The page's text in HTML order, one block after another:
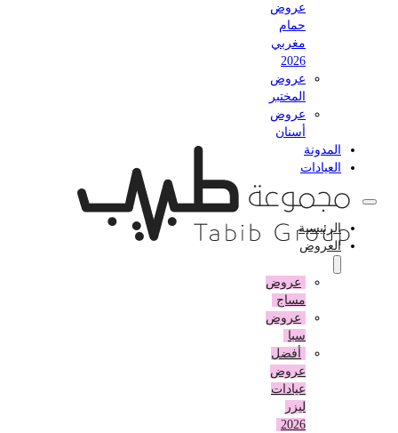
عروض
حمام
مغربي
عروض
المختبر
عروض
أسنان
المدونة
العيادات
الرئيسية
العروض
عروض
مساج
عروض
أفضل
عروض
عيادات